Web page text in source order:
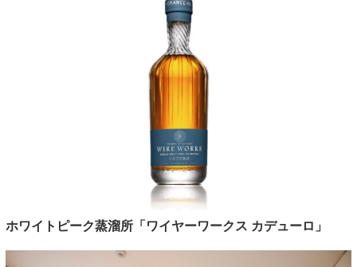
ホワイトピーク蒸溜所「ワイヤーワークス カデューロ」